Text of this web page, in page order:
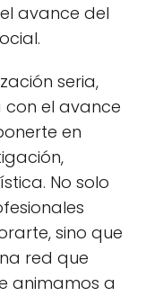
avance del
seria,
el avance
en
No solo
sino que
red que
animamos a